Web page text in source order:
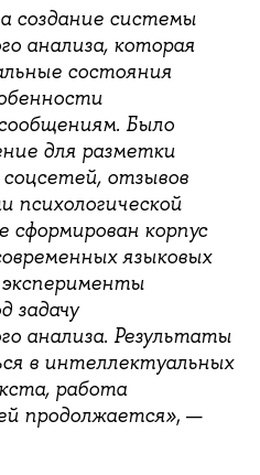
создание системы
анализа, которая
состояния
Было
для разметки
отзывов
психологической
сформирован корпус
языковых
задачу
анализа. Результаты
в интеллектуальных
работа
продолжается», —